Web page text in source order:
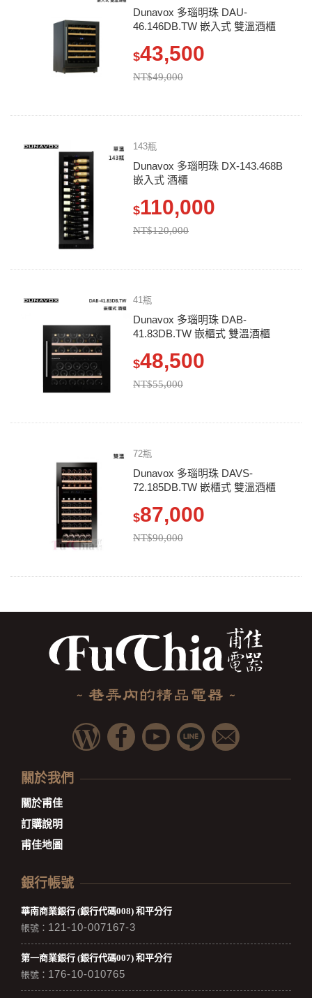
Dunavox 多瑙明珠 DAU-
46.146DB.TW 嵌入式 雙溫酒櫃
$43,500
NT$49,000
143瓶
Dunavox 多瑙明珠 DX-143.468B
嵌入式 酒櫃
$110,000
NT$120,000
41瓶
Dunavox 多瑙明珠 DAB-
41.83DB.TW 嵌櫃式 雙溫酒櫃
$48,500
NT$55,000
72瓶
Dunavox 多瑙明珠 DAVS-
72.185DB.TW 嵌櫃式 雙溫酒櫃
$87,000
NT$90,000
關於我們
關於甫佳
訂購說明
甫佳地圖
銀行帳號
華南商業銀行 (銀行代碼008) 和平分行
帳號： 121-10-007167-3
第一商業銀行 (銀行代碼007) 和平分行
帳號： 176-10-010765